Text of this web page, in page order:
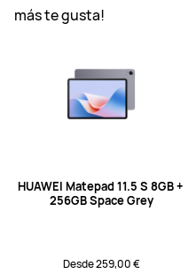
más te gusta!
HUAWEI Matepad 11.5 S 8GB +
256GB Space Grey
Desde 259,00 €